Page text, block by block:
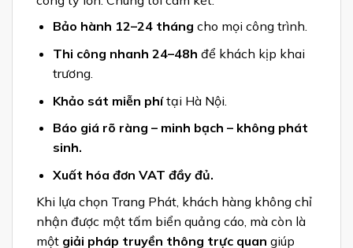
Bảo hành 12–24 tháng cho mọi công trình.
Thi công nhanh 24–48h để khách kịp khai
trương.
Khảo sát miễn phítại Hà Nội.
Báo giá rõ ràng – minh bạch – không phát
sinh.
Xuất hóa đơn VAT đầy đủ.
Khi lựa chọn Trang Phát, khách hàng không chỉ
nhận được một tấm biển quảng cáo, mà còn là
một giải pháp truyền thông trực quan giúp